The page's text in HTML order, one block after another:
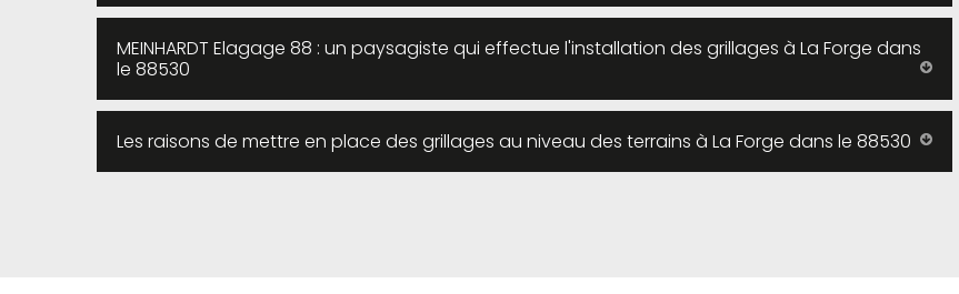
MEINHARDT Elagage 88 : un paysagiste qui effectue l'installation des grillages à La Forge dans
le 88530
Les raisons de mettre en place des grillages au niveau des terrains à La Forge dans le 88530